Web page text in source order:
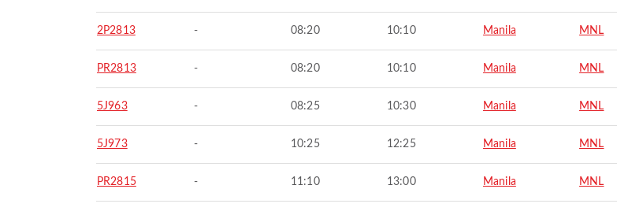
2P2813 - 08:20 10:10 Manila MNL
PR2813 - 08:20 10:10 Manila MNL
5J963 - 08:25 10:30 Manila MNL
5J973 - 10:25 12:25 Manila MNL
PR2815 - 11:10 13:00 Manila MNL